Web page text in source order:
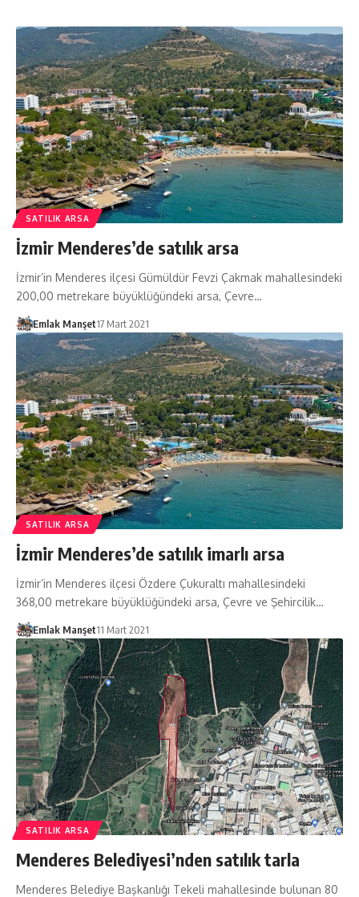
SATILIK ARSA
İzmir Menderes’de satılık arsa
İzmir’in Menderes ilçesi Gümüldür Fevzi Çakmak mahallesindeki
200,00 metrekare büyüklüğündeki arsa, Çevre…
Emlak Manşet17 Mart 2021
SATILIK ARSA
İzmir Menderes’de satılık imarlı arsa
İzmir’in Menderes ilçesi Özdere Çukuraltı mahallesindeki
368,00 metrekare büyüklüğündeki arsa, Çevre ve Şehircilik…
Emlak Manşet11 Mart 2021
SATILIK ARSA
Menderes Belediyesi’nden satılık tarla
Menderes Belediye Başkanlığı Tekeli mahallesinde bulunan 80